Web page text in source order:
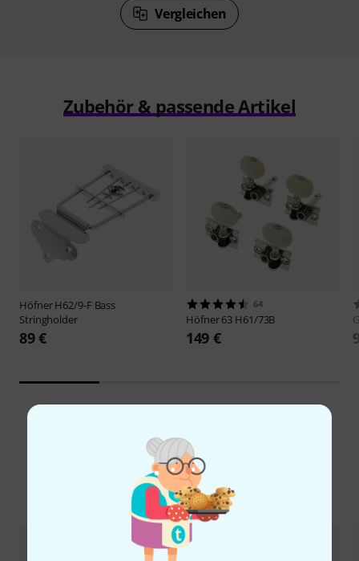
Vergleichen
Zubehör & passende Artikel
HöfnerH62/9-F Bass
Stringholder
89 €
64
Höfner63 H61/73B
149 €
Alternativen vergleichen